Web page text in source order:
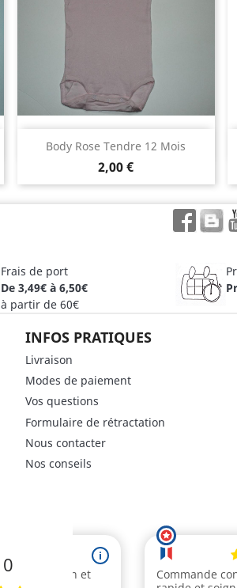
Body Rose Tendre 12 Mois
2,00 €
Aperçu rapide
Frais de port
De 3,49€ à 6,50€
à partir de 60€
INFOS PRATIQUES
Livraison
Modes de paiement
Vos questions
Formulaire de rétractation
Nous contacter
Nos conseils